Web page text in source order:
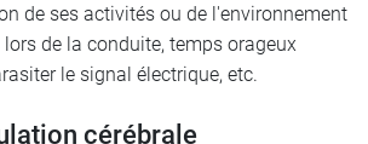
de ses activités ou de l'environnement
de la conduite, temps orageux
le signal électrique, etc.
cérébrale